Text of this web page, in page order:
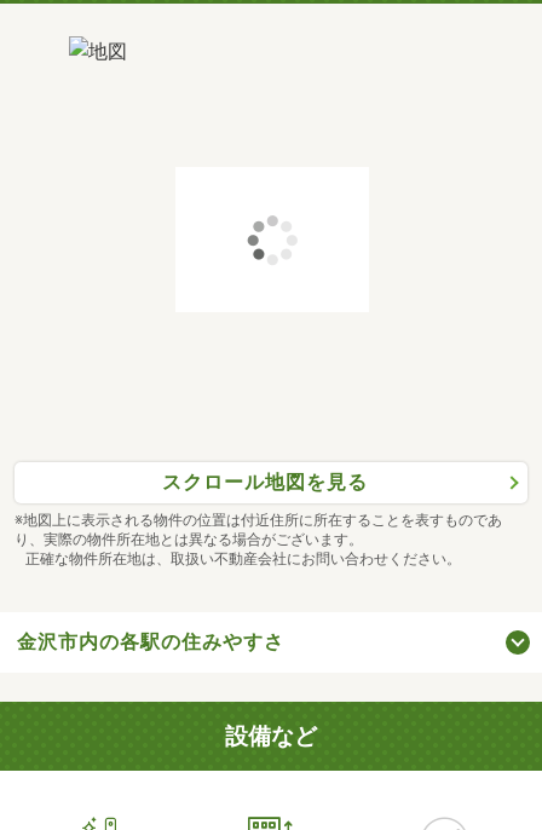
スクロール地図を見る
※地図上に表示される物件の位置は付近住所に所在することを表すものであ
り、実際の物件所在地とは異なる場合がございます。
正確な物件所在地は、取扱い不動産会社にお問い合わせください。
金沢市内の各駅の住みやすさ
設備など